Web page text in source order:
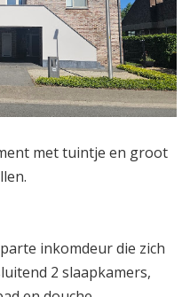
met tuintje en groot
inkomdeur die zich
2 slaapkamers,